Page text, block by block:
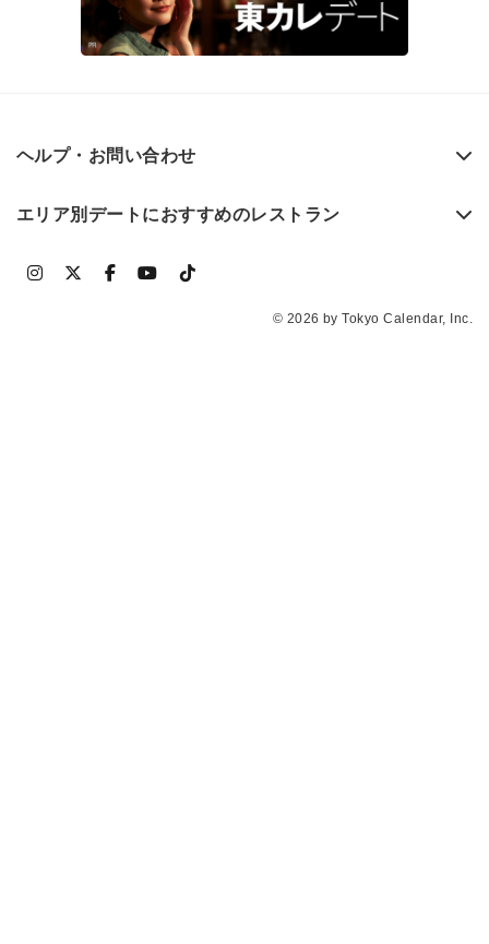
ヘルプ・お問い合わせ
エリア別デートにおすすめのレストラン
© 2026 by Tokyo Calendar, Inc.